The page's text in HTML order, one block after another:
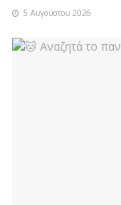
5 Αυγούστου 2026